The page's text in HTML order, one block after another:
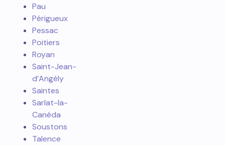
Pau
Périgueux
Pessac
Poitiers
Royan
Saint-Jean-
d’Angély
Saintes
Sarlat-la-
Canéda
Soustons
Talence